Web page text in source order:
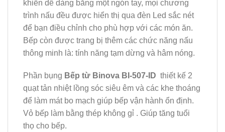
khiển dễ dàng bằng một ngón tay, mọi chương
trình nấu đều được hiển thị qua đèn Led sắc nét
để bạn điều chỉnh cho phù hợp với các món ăn.
Bếp còn được trang bị thêm các chức năng nấu
thông minh là: tính năng tạm dừng và hâm nóng.
Phần bụng Bếp từ Binova BI-507-ID thiết kế 2
quạt tản nhiệt lồng sóc siêu êm và các khe thoáng
để làm mát bo mạch giúp bếp vận hành ổn định.
Vỏ bếp làm bằng thép không gỉ . Giúp tăng tuổi
thọ cho bếp.